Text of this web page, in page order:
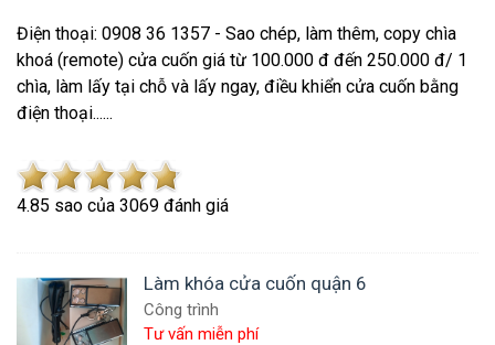
Điện thoại: 0908 36 1357 - Sao chép, làm thêm, copy chìa
khoá (remote) cửa cuốn giá từ 100.000 đ đến 250.000 đ/ 1
chìa, làm lấy tại chỗ và lấy ngay, điều khiển cửa cuốn bằng
điện thoại......
4.85 sao của 3069 đánh giá
Làm khóa cửa cuốn quận 6
Công trình
Tư vấn miễn phí